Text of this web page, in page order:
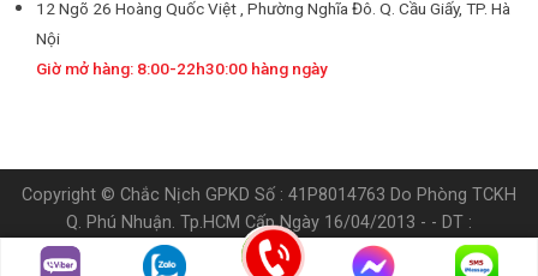
12 Ngõ 26 Hoàng Quốc Việt , Phường Nghĩa Đô. Q. Cầu Giấy, TP. Hà
Nội
Giờ mở hàng: 8:00-22h30:00 hàng ngày
Copyright © Chắc Nịch GPKD Số : 41P8014763 Do Phòng TCKH
Q. Phú Nhuận. Tp.HCM Cấp Ngày 16/04/2013 - - DT :
0905.538.898